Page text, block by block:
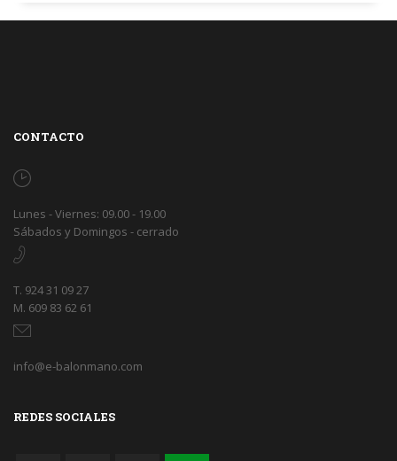
CONTACTO
Lunes - Viernes: 09.00 - 19.00
Sábados y Domingos - cerrado
T. 924 31 09 27
M. 609 83 62 61
info@e-balonmano.com
REDES SOCIALES